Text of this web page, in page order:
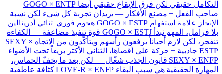
التكامل حقيقي لكن فرق الإيقاع حقيقي أيضاً GOGO × ENTP
صاحب الفعل + مصنع الأفكار — يريدان تجربة كل شيء لكن نسبة
الإنجاز علامة استفهام GOGO × ESTP هجوم فوري. ثنائي أدرينالين
بلا فرامل، المهم نبدأ GOGO × ESTJ قوة تنفيذ مضاعفة — الكفاءة
تنفجر، لكن لازم أحياناً يرفعون رأسهم ويتأكّدون من الاتجاه SEXY ×
ESTP جاذبية + حركة على أقصاها، الثنائي الأكثر بريقاً تحت الأضواء
SEXY × ENFP قانون الجذب شغّال — لكن بعد ما يخفّ الحماس،
المهارة الحقيقية هي سبب البقاء LOVE-R × ENFP كثافة عاطفية